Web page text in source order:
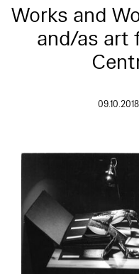
Works and
and/as art